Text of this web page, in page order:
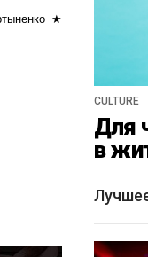
★
CULTURE
Для
в